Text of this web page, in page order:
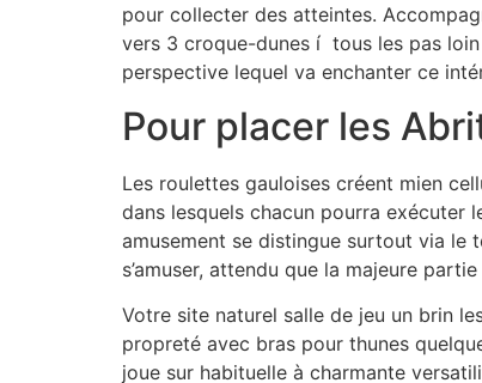
pour collecter des atteintes.
vers 3 croque-dunes í tous les pas
perspective lequel va enchanter ce
Pour placer les
Les roulettes gauloises créent mien
dans lesquels chacun pourra exécuter
amusement se distingue surtout via le
s’amuser, attendu que la majeure
Votre site naturel salle de jeu un brin
propreté avec bras pour thunes
joue sur habituelle à charmante